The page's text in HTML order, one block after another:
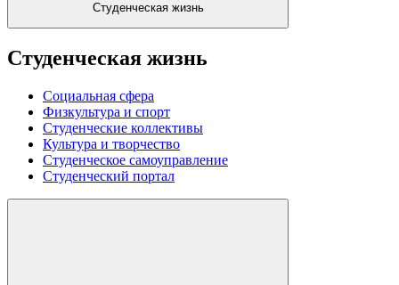
Студенческая жизнь
Студенческая жизнь
Социальная сфера
Физкультура и спорт
Студенческие коллективы
Культура и творчество
Студенческое самоуправление
Студенческий портал